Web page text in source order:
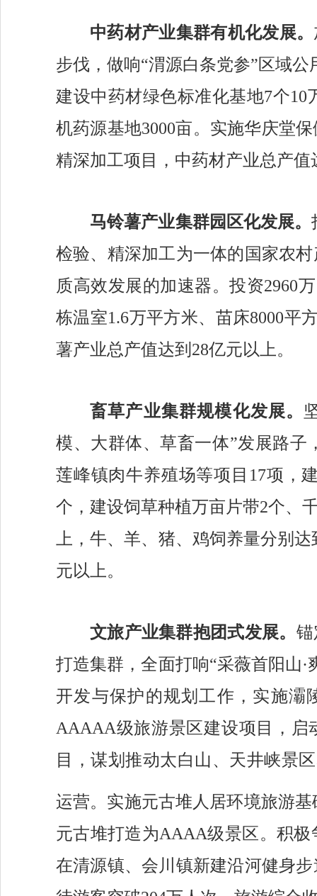
中药材产业集群有机化发展。
步伐， 做响“渭源白条党参”区域公
建设中药材绿色标准化基地7个10
机药源基地3000亩。实施华庆堂
精深加工项目， 中药材产业总产值
马铃薯产业集群园区化发展。
检验、精深加工为一体的国家农
质高效发展的加速器。投资2960
栋温室1.6万平方米、 苗床8000平
薯产业总产值达到 28亿元以上。
畜草产业集群规模化发展。
模、大群体、草畜一体”发展路
莲峰镇肉牛养殖场等项目 17项，
个 ， 建设饲草种植万亩片带2个、
上 ，牛、羊、猪、鸡饲养量分别达
元以上。
文旅产业集群抱团式发展。 锚
打造集群，全面打响“采薇首阳山
开发与保护的规划工作，实施灞
AAAAA级旅游景区 建设项目 ， 启
目，谋划推动太白山、天井峡景
运营。 实施元古堆 人居环境旅游
元古堆打造为AAAA级景区。 积极
在清源镇、会川镇新建沿河健身步